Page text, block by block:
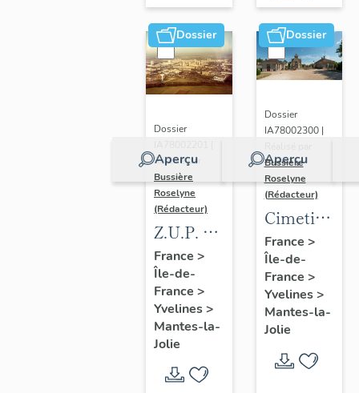
Dossier
Aperçu
Dossier
Réalisé par
Bussière
Roselyne
(Rédacteur)
Z.U.P. du
Val
Fourré
France >
Île-de-
France >
Yvelines>
Mantes-la-
Jolie
Dossier
Aperçu
Dossier
IA78002300 |
Bussière
Roselyne
(Rédacteur)
Cimetière
de
Gassicourt
France >
Île-de-
France >
Yvelines>
Mantes-la-
Jolie